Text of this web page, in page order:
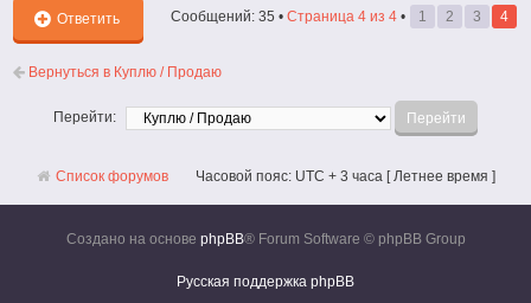
Ответить Сообщений: 35 • Страница 4из 4• 1 2 3 4
Вернуться в Куплю / Продаю
Перейти:
Список форумов Часовой пояс: UTC + 3 часа [ Летнее время ]
Создано на основе phpBB® Forum Software © phpBB Group
Русская поддержка phpBB